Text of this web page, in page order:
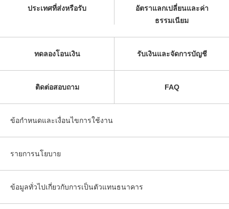
ประเทศที่ส่งหรือรับ
อัตราแลกเปลี่ยนและค่า
ธรรมเนียม
ทดลองโอนเงิน รับเงินและจัดการบัญชี
ติดต่อสอบถาม FAQ
ข้อกำหนดและเงื่อนไขการใช้งาน
รายการนโยบาย
ข้อมูลทั่วไปเกี่ยวกับการเป็นตัวแทนธนาคาร